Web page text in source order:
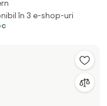
cm, în stil modern,